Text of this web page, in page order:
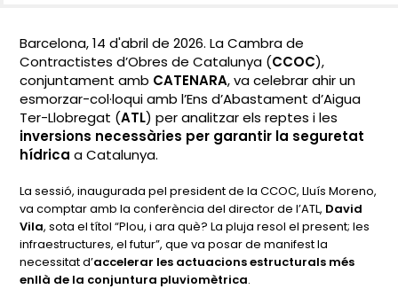
Barcelona, 14 d'abril de 2026. La Cambra de
Contractistes d’Obres de Catalunya (CCOC),
conjuntament amb CATENARA, va celebrar ahir un
esmorzar-col·loqui amb l’Ens d’Abastament d’Aigua
Ter-Llobregat (ATL) per analitzar els reptes i les
inversions necessàries per garantir la seguretat
hídrica a Catalunya.
La sessió, inaugurada pel president de la CCOC, Lluís Moreno,
va comptar amb la conferència del director de l’ATL, David
Vila, sota el títol“Plou, i ara què? La pluja resol el present; les
infraestructures, el futur”, que va posar de manifest la
necessitat d’accelerar les actuacions estructurals més
enllà de la conjuntura pluviomètrica.